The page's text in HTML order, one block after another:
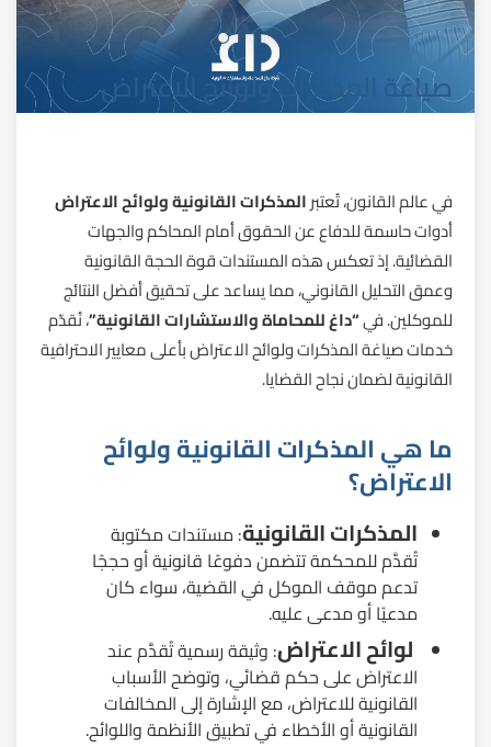
صياغة المذكرات ولوائح الاعتراض
في عالم القانون، تُعتبرالمذكرات القانونية ولوائح الاعتراض
أدوات حاسمة للدفاع عن الحقوق أمام المحاكم والجهات
القضائية. إذ تعكس هذه المستندات قوة الحجة القانونية
وعمق التحليل القانوني، مما يساعد على تحقيق أفضل النتائج
للموكلين. في“داغ للمحاماة والاستشارات القانونية”، نُقدّم
خدمات صياغة المذكرات ولوائح الاعتراض بأعلى معايير الاحترافية
القانونية لضمان نجاح القضايا.
ما هي المذكرات القانونية ولوائح
الاعتراض؟
المذكرات القانونية: مستندات مكتوبة
تُقدَّم للمحكمة تتضمن دفوعًا قانونية أو حججًا
تدعم موقف الموكل في القضية، سواء كان
مدعيًا أو مدعى عليه.
لوائح الاعتراض: وثيقة رسمية تُقدَّم عند
الاعتراض على حكم قضائي، وتوضح الأسباب
القانونية للاعتراض، مع الإشارة إلى المخالفات
القانونية أو الأخطاء في تطبيق الأنظمة واللوائح.